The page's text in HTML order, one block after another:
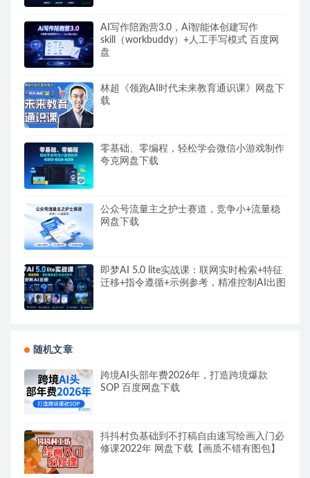
AI写作陪跑营3.0，Ai智能体创建写作
skill（workbuddy）+人工手写模式 百度网
盘
林超《领跑AI时代未来教育通识课》网盘下
载
零基础、零编程，轻松学会微信小游戏制作
夸克网盘下载
公众号流量主之护士赛道，竞争小+流量稳
网盘下载
即梦AI 5.0 lite实战课：联网实时检索+特征
迁移+指令遵循+示例参考，精准控制AI出图
随机文章
跨境AI头部年费2026年，打造跨境爆款
SOP 百度网盘下载
抖抖村负基础到不打稿自由速写绘画入门必
修课2022年 网盘下载【画质不错有图包】